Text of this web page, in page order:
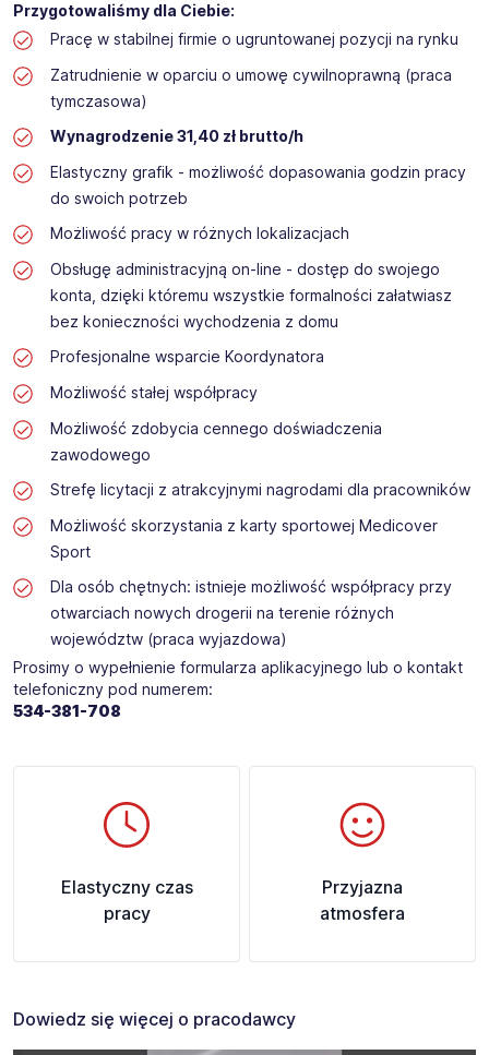
Przygotowaliśmy dla Ciebie:
Pracę w stabilnej firmie o ugruntowanej pozycji na rynku
Zatrudnienie w oparciu o umowę cywilnoprawną (praca
tymczasowa)
Wynagrodzenie 31,40 zł brutto/h
Elastyczny grafik - możliwość dopasowania godzin pracy
do swoich potrzeb
Możliwość pracy w różnych lokalizacjach
Obsługę administracyjną on-line - dostęp do swojego
konta, dzięki któremu wszystkie formalności załatwiasz
bez konieczności wychodzenia z domu
Profesjonalne wsparcie Koordynatora
Możliwość stałej współpracy
Możliwość zdobycia cennego doświadczenia
zawodowego
Strefę licytacji z atrakcyjnymi nagrodami dla pracowników
Możliwość skorzystania z karty sportowej Medicover
Sport
Dla osób chętnych: istnieje możliwość współpracy przy
otwarciach nowych drogerii na terenie różnych
województw (praca wyjazdowa)
Prosimy o wypełnienie formularza aplikacyjnego lub o kontakt
telefoniczny pod numerem:
534-381-708 ​
Elastyczny czas
pracy
Przyjazna
atmosfera
Dowiedz się więcej o pracodawcy